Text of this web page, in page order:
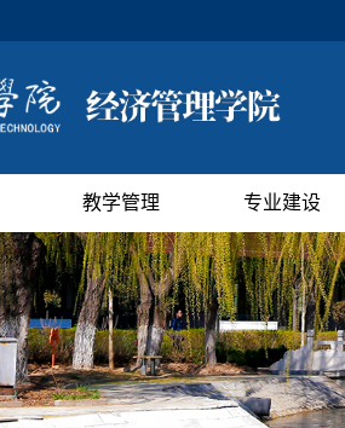
教学管理 专业建设